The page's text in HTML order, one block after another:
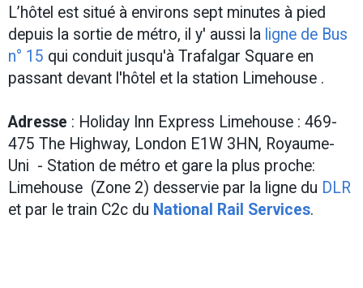
L’hôtel est situé à environs sept minutes à pied
depuis la sortie de métro, il y' aussi la ligne de Bus
n° 15 qui conduit jusqu'à Trafalgar Square en
passant devant l'hôtel et la station Limehouse .
Adresse : Holiday Inn Express Limehouse : 469-
475 The Highway, London E1W 3HN, Royaume-
Uni - Station de métro et gare la plus proche:
Limehouse (Zone 2) desservie par la ligne du DLR
et par le train C2c du National Rail Services.